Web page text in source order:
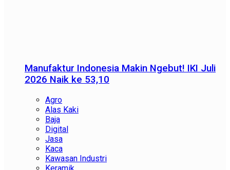
Manufaktur Indonesia Makin Ngebut! IKI Juli
2026 Naik ke 53,10
Agro
Alas Kaki
Baja
Digital
Jasa
Kaca
Kawasan Industri